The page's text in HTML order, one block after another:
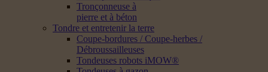
Tronçonneuse à
pierre et à béton
Tondre et entretenir la terre
Coupe-bordures / Coupe-herbes /
Débroussailleuses
Tondeuses robots iMOW®